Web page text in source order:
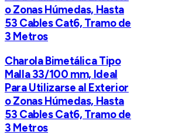
o Zonas Húmedas, Hasta
53 Cables Cat6, Tramo de
3 Metros
Charola Bimetálica Tipo
Malla 33/100 mm, Ideal
Para Utilizarse al Exterior
o Zonas Húmedas, Hasta
53 Cables Cat6, Tramo de
3 Metros